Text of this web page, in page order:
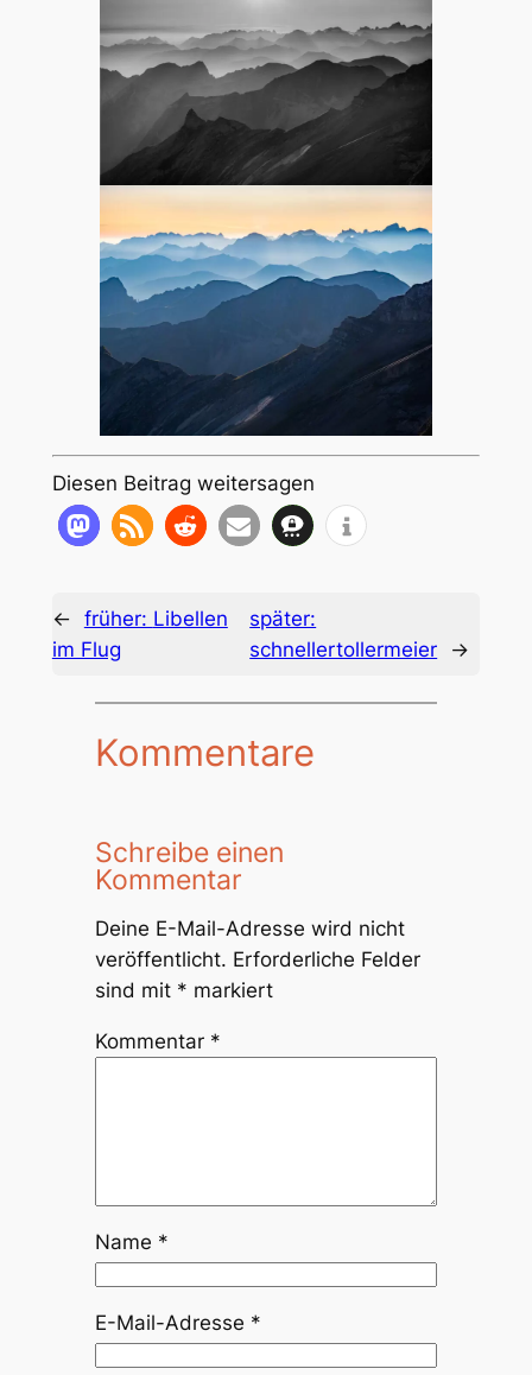
Diesen Beitrag weitersagen
← früher: Libellen
im Flug
später:
schnellertollermeier
→
Kommentare
Schreibe einen
Kommentar
Deine E-Mail-Adresse wird nicht
veröffentlicht. Erforderliche Felder
sind mit * markiert
Kommentar *
Name *
E-Mail-Adresse *